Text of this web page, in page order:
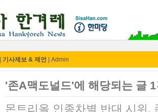
기사제보 & 제언 Admin
'존A맥도널드'에 해당되는 글
몬트리올 인종차별 반대 시위,